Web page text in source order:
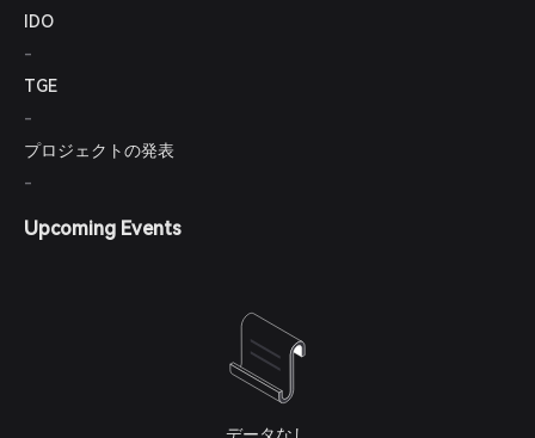
IDO
-
TGE
-
プロジェクトの発表
-
Upcoming Events